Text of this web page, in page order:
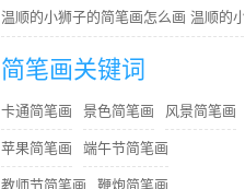
温顺的小狮子的简笔画怎么画 温顺的
简笔画关键词
卡通简笔画 景色简笔画 风景简笔画
苹果简笔画 端午节简笔画
教师节简笔画 鞭炮简笔画